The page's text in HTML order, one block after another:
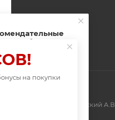
2026 © ИП Нитиевский А.В.
работы
вы
файлов куки.
на покупки